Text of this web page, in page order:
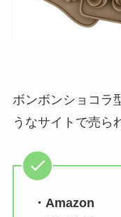
ボンボンショコラ
うなサイトで売ら
・Amazon